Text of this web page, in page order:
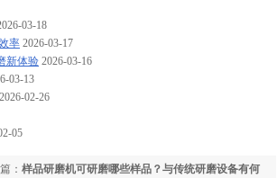
03-18
率 2026-03-17
新体验 2026-03-16
03-13
2026-02-26
05
： 样品研磨机可研磨哪些样品？与传统研磨设备有何